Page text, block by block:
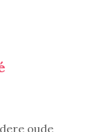
oude